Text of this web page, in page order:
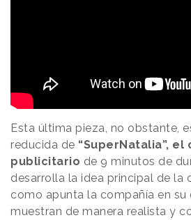
Esta última pieza, no obstante,
reducida de “SuperNatalia”,
publicitario de 9 minutos de
desarrolla la idea principal de la
como apunta la compañía en su
muestran de manera realista y